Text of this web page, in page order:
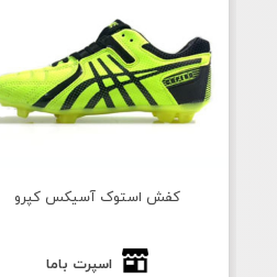
کفش استوک آسیکس کپرو
اسپرت باما